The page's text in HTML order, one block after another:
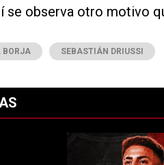
se observa otro motivo
BORJA SEBASTIÁN DRIUSSI
Un artículo de